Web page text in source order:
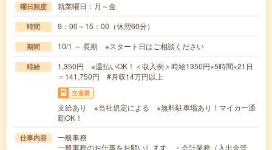
曜日頻度 就業曜日：月～金
時間 9：00～15：00（休憩60分）
期間 10/1 ～ 長期 ※スタート日はご相談ください
時給
1,350円 ※週払いOK！＜収入例＞時給1350円×5時間×21日
＝141,750円 #月収14万円以上
交通費
支給あり ※当社規定による ※無料駐車場あり！マイカー通
勤OK！
仕事内容
一般事務
一般事務のお仕事をお願いします ・会計業務（入出金管